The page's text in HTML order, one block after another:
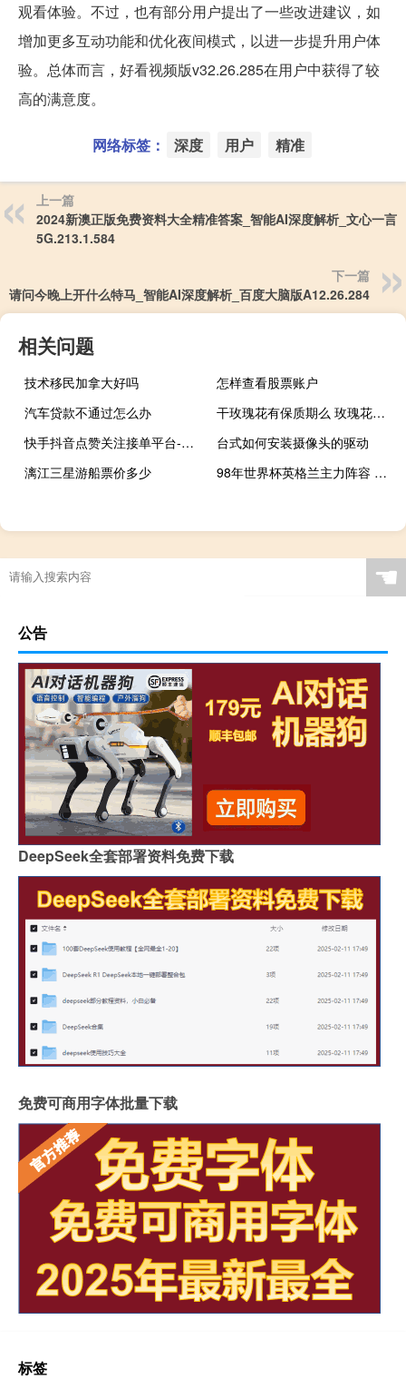
观看体验。不过，也有部分用户提出了一些改进建议，如
增加更多互动功能和优化夜间模式，以进一步提升用户体
验。总体而言，好看视频版v32.26.285在用户中获得了较
高的满意度。
网络标签： 深度 用户 精准
上一篇
2024新澳正版免费资料大全精准答案_智能AI深度解析_文心一言
5G.213.1.584
下一篇
请问今晚上开什么特马_智能AI深度解析_百度大脑版A12.26.284
相关问题
技术移民加拿大好吗
怎样查看股票账户
汽车贷款不通过怎么办
干玫瑰花有保质期么 玫瑰花到期了下句是什么
快手抖音点赞关注接单平台-QQ说说免费赞网站(快手抖音点赞关注兼职是真的吗)
台式如何安装摄像头的驱动
漓江三星游船票价多少
98年世界杯英格兰主力阵容 1998年世界杯决赛阵容
☚
公告
DeepSeek全套部署资料免费下载
免费可商用字体批量下载
标签